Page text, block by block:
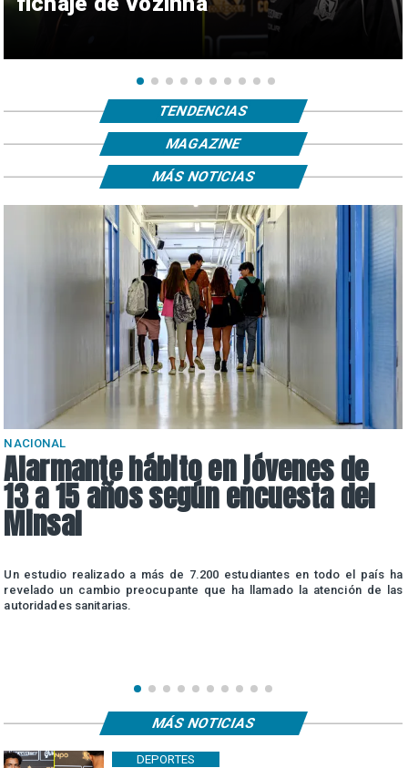
TENDENCIAS
MAGAZINE
NACIONAL
Alarmante hábito en jóvenes de
13 a 15 años según encuesta del
Minsal
Un estudio realizado a más de 7.200 estudiantes en todo el país ha
revelado un cambio preocupante que ha llamado la atención de las
autoridades sanitarias.
MÁS NOTICIAS
DEPORTES
MÁS NOTICIAS